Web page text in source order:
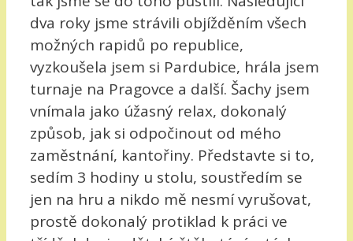
dva roky jsme strávili objížděním všech
možných rapidů po republice,
vyzkoušela jsem si Pardubice, hrála jsem
turnaje na Pragovce a další. Šachy jsem
vnímala jako úžasný relax, dokonalý
způsob, jak si odpočinout od mého
zaměstnání, kantořiny. Představte si to,
sedím 3 hodiny u stolu, soustředím se
jen na hru a nikdo mě nesmí vyrušovat,
prostě dokonalý protiklad k práci ve